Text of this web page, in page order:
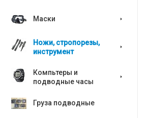
Маски
Ножи, стропорезы,
инструмент
Компьтеры и
подводные часы
Груза подводные